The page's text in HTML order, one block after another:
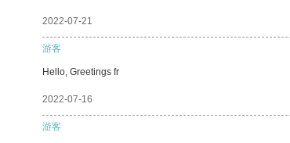
2022-07-21
游客
Hello, Greetings fr
2022-07-16
游客